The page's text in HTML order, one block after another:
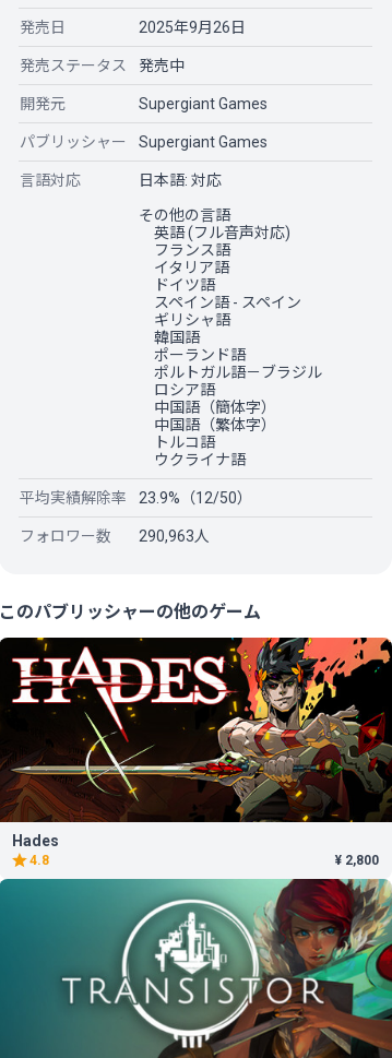
発売日 2025年9月26日
発売ステータス 発売中
開発元 Supergiant Games
パブリッシャー Supergiant Games
言語対応
日本語: 対応
その他の言語
英語 (フル音声対応)
フランス語
イタリア語
ドイツ語
スペイン語 - スペイン
ギリシャ語
韓国語
ポーランド語
ポルトガル語－ブラジル
ロシア語
中国語（簡体字）
中国語（繁体字）
トルコ語
ウクライナ語
平均実績解除率 23.9%（12/50）
フォロワー数 290,963人
このパブリッシャーの他のゲーム
Hades
4.8 ¥ 2,800